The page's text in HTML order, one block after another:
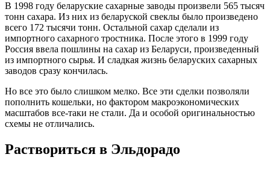
В 1998 году беларуские сахарные заводы произвели 565 тысяч
тонн сахара. Из них из беларуской свеклы было произведено
всего 172 тысячи тонн. Остальной сахар сделали из
импортного сахарного тростника. После этого в 1999 году
Россия ввела пошлины на сахар из Беларуси, произведенный
из импортного сырья. И сладкая жизнь беларуских сахарных
заводов сразу кончилась.
Но все это было слишком мелко. Все эти сделки позволяли
пополнить кошельки, но фактором макроэкономических
масштабов все-таки не стали. Да и особой оригинальностью
схемы не отличались.
Раствориться в Эльдорадо